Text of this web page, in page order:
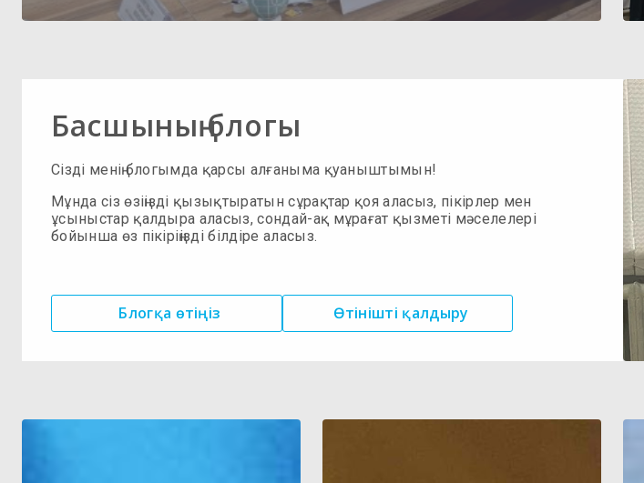
Басшының блогы
Сізді менің блогымда қарсы алғаныма қуаныштымын!
Мұнда сіз өзіңізді қызықтыратын сұрақтар қоя аласыз, пікірлер мен
ұсыныстар қалдыра аласыз, сондай-ақ мұрағат қызметі мәселелері
бойынша өз пікіріңізді білдіре аласыз.
Блогқа өтіңіз Өтінішті қалдыру